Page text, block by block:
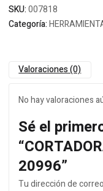
SKU:007818
Categoría:
Valoraciones (0)
No hay valoraciones
Sé el
20996”
Tu dirección de